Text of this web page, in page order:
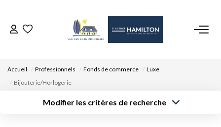
VENDRE UN BIEN
Accueil Professionnels Fonds de commerce
Luxe
Bijouterie/Horlogerie
Modifier les critères de recherche